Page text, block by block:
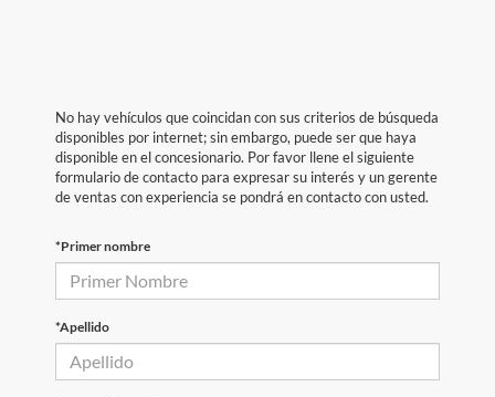
No hay vehículos que coincidan con sus criterios de búsqueda
disponibles por internet; sin embargo, puede ser que haya
disponible en el concesionario. Por favor llene el siguiente
formulario de contacto para expresar su interés y un gerente
de ventas con experiencia se pondrá en contacto con usted.
*Primer nombre
*Apellido